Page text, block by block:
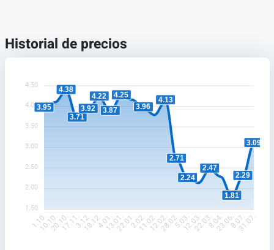
Historial de precios
4.50
4.00
3.50
3.00
2.50
2.00
1.50
3.95
4.38
3.71
3.92
4.22
3.87
4.25
3.96
4.13
2.71
2.24
2.47
1.81
2.29
3.09
1.10.
10.10.20.10.17.11.3.12.18.12.4.01.13.01.22.01.2.02.11.02.12.02.28.02.5.03.12.03.22.03.8.04.23.06.8.07.31.07.